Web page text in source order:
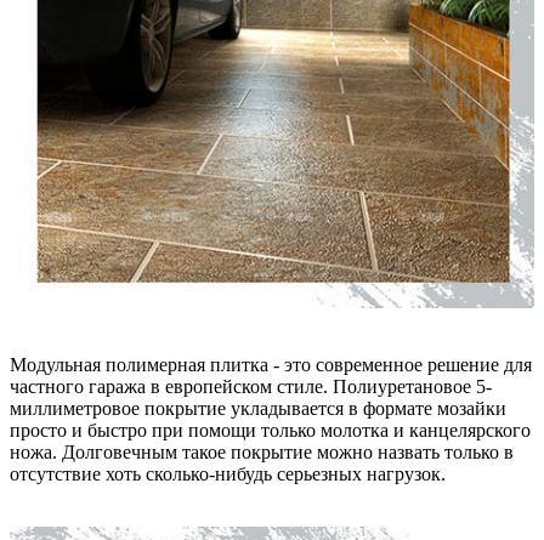
Модульная полимерная плитка - это современное решение для
частного гаража в европейском стиле. Полиуретановое 5-
миллиметровое покрытие укладывается в формате мозайки
просто и быстро при помощи только молотка и канцелярского
ножа. Долговечным такое покрытие можно назвать только в
отсутствие хоть сколько-нибудь серьезных нагрузок.